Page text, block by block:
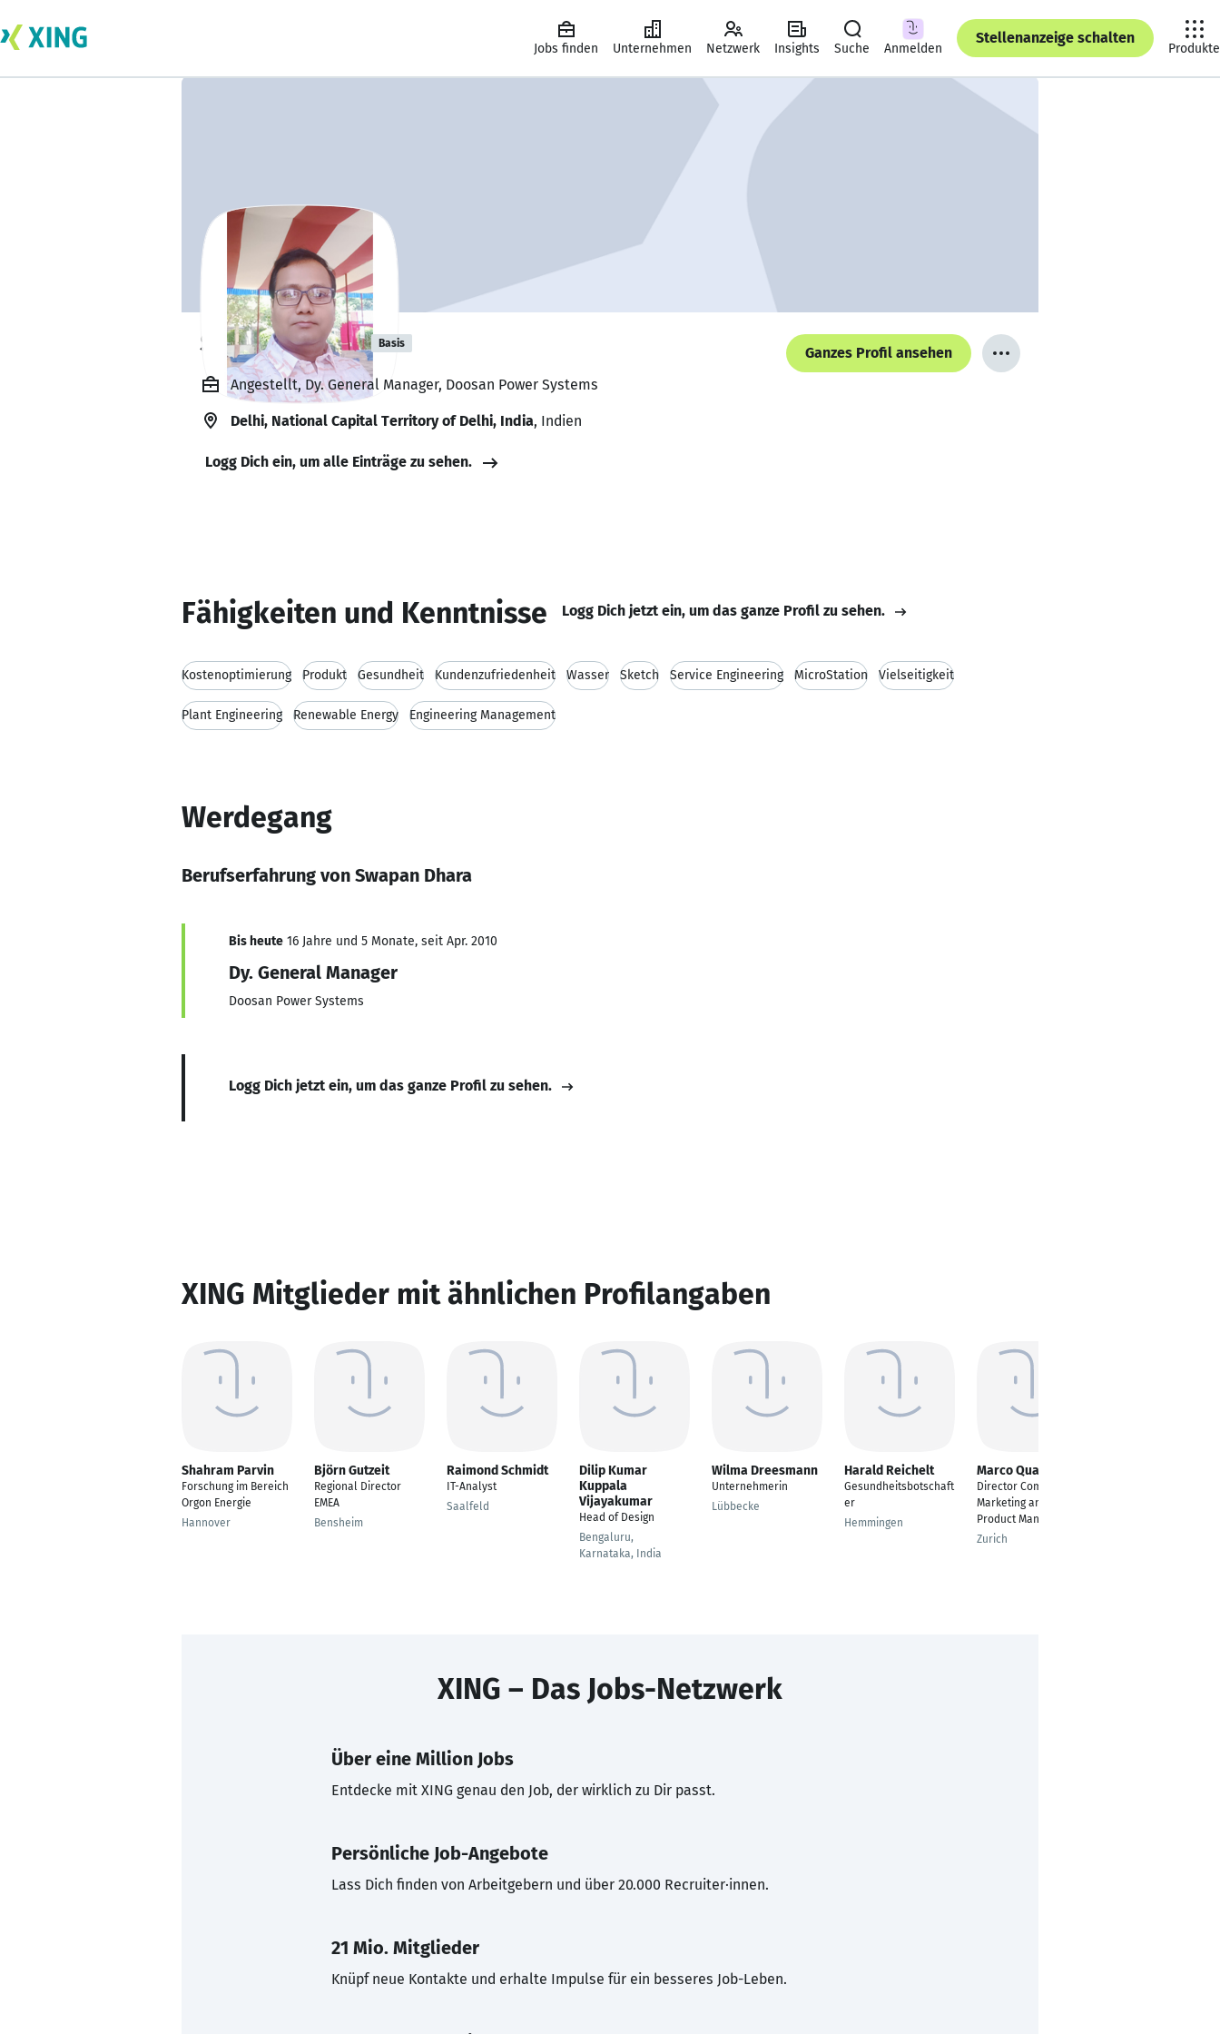
Jobs finden Unternehmen Netzwerk Insights Suche Anmelden
Stellenanzeige schalten
Produkte
Swapan Dhara Basis
Ganzes Profil ansehen
Angestellt, Dy. General Manager, Doosan Power Systems
Delhi, National Capital Territory of Delhi, India, Indien
Logg Dich ein, um alle Einträge zu sehen.
Fähigkeiten und Kenntnisse Logg Dich jetzt ein, um das ganze Profil zu sehen.
Kostenoptimierung Produkt Gesundheit Kundenzufriedenheit Wasser Sketch Service Engineering MicroStation Vielseitigkeit
Plant Engineering Renewable Energy Engineering Management
Werdegang
Berufserfahrung von Swapan Dhara
Bis heute 16 Jahre und 5 Monate, seit Apr. 2010
Dy. General Manager
Doosan Power Systems
Logg Dich jetzt ein, um das ganze Profil zu sehen.
XING Mitglieder mit ähnlichen Profilangaben
Shahram Parvin
Forschung im Bereich
Orgon Energie
Hannover
Björn Gutzeit
Regional Director
EMEA
Bensheim
Raimond Schmidt
IT-Analyst
Saalfeld
Dilip Kumar
Kuppala
Vijayakumar
Head of Design
Bengaluru,
Karnataka, India
Wilma Dreesmann
Unternehmerin
Lübbecke
Harald Reichelt
Gesundheitsbotschaft
er
Hemmingen
Marco Quadrelli
Director Commercial
Marketing and
Product Management
Zurich
XING – Das Jobs-Netzwerk
Über eine Million Jobs
Entdecke mit XING genau den Job, der wirklich zu Dir passt.
Persönliche Job-Angebote
Lass Dich finden von Arbeitgebern und über 20.000 Recruiter·innen.
21 Mio. Mitglieder
Knüpf neue Kontakte und erhalte Impulse für ein besseres Job-Leben.